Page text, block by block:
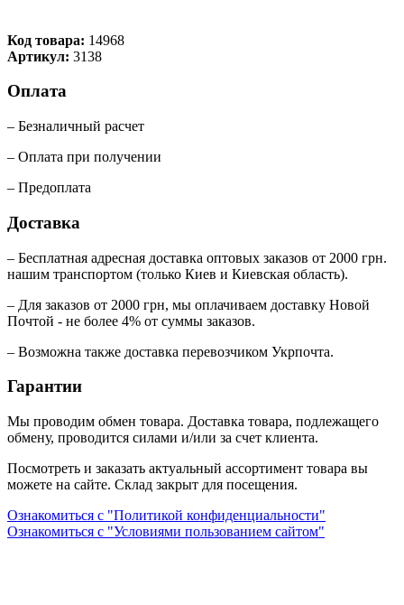
Код товара: 14968
Артикул: 3138
Оплата
– Безналичный расчет
– Оплата при получении
– Предоплата
Доставка
– Бесплатная адресная доставка оптовых заказов от 2000 грн.
нашим транспортом (только Киев и Киевская область).
– Для заказов от 2000 грн, мы оплачиваем доставку Новой
Почтой - не более 4% от суммы заказов.
– Возможна также доставка перевозчиком Укрпочта.
Гарантии
Мы проводим обмен товара. Доставка товара, подлежащего
обмену, проводится силами и/или за счет клиента.
Посмотреть и заказать актуальный ассортимент товара вы
можете на сайте. Склад закрыт для посещения.
Ознакомиться с "Политикой конфиденциальности"
Ознакомиться с "Условиями пользованием сайтом"